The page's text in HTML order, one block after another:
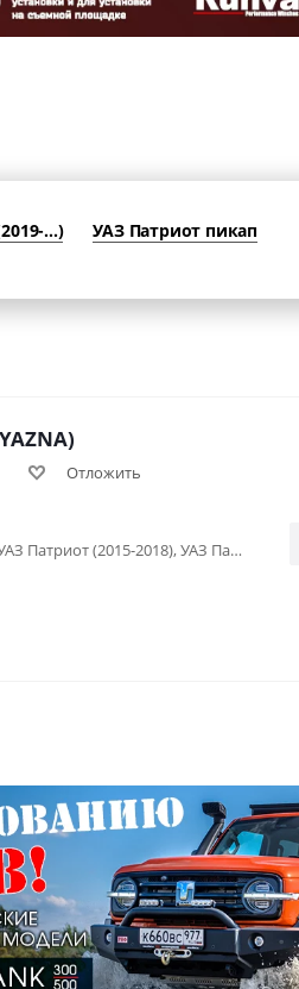
...) УАЗ Патриот пикап
Отложить
УАЗ Патриот (2005-2015), УАЗ Патриот (2015-2018), УАЗ Патриот (2019-...), УАЗ Патриот пикап (2008-...)